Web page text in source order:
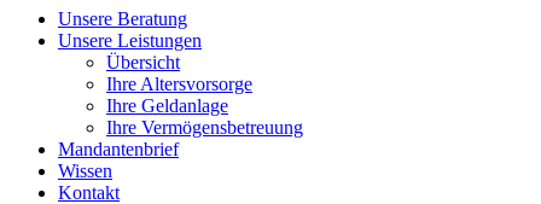
Unsere Beratung
Unsere Leistungen
Übersicht
Ihre Altersvorsorge
Ihre Geldanlage
Ihre Vermögensbetreuung
Mandantenbrief
Wissen
Kontakt